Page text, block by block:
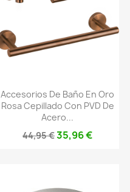
Accesorios De Baño En Oro
Rosa Cepillado Con PVD De
Acero...
44,95 €35,96 €